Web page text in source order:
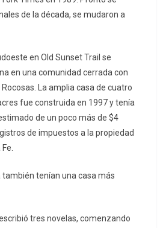
de la década, se mudaron a
en Old Sunset Trail se
en una comunidad cerrada con
La amplia casa de cuatro
fue construida en 1997 y tenía
de un poco más de $4
de impuestos a la propiedad
también tenían una casa más
tres novelas, comenzando